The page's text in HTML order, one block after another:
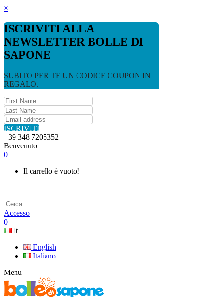
×
ISCRIVITI ALLA
NEWSLETTER BOLLE DI
SAPONE
SUBITO PER TE UN CODICE COUPON IN
REGALO.
ISCRIVITI
+39 348 7205352
Benvenuto
0
Il carrello è vuoto!
Accesso
0
It
English
Italiano
Menu